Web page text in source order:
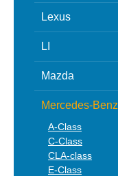
Lexus
LI
Mazda
Mercedes-Benz
A-Class
C-Class
CLA-class
E-Class